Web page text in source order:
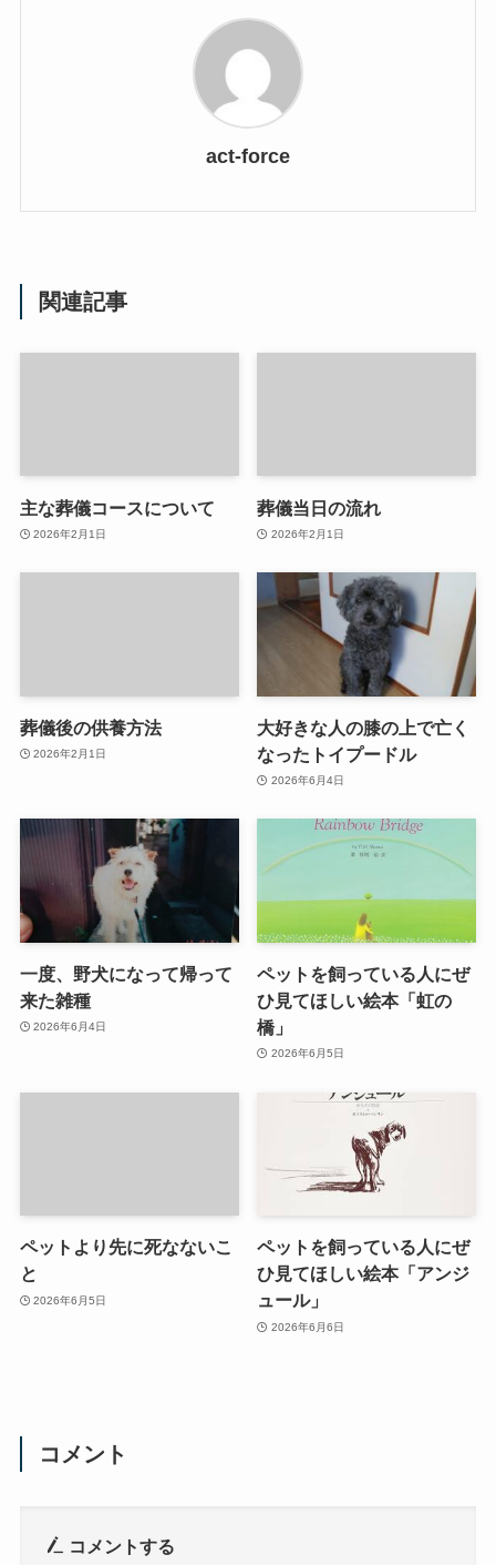
act-force
関連記事
主な葬儀コースについて
2026年2月1日
葬儀当日の流れ
2026年2月1日
葬儀後の供養方法
2026年2月1日
大好きな人の膝の上で亡く
なったトイプードル
2026年6月4日
一度、野犬になって帰って
来た雑種
2026年6月4日
ペットを飼っている人にぜ
ひ見てほしい絵本「虹の
橋」
2026年6月5日
ペットより先に死なないこ
と
2026年6月5日
ペットを飼っている人にぜ
ひ見てほしい絵本「アンジ
ュール」
2026年6月6日
コメント
コメントする